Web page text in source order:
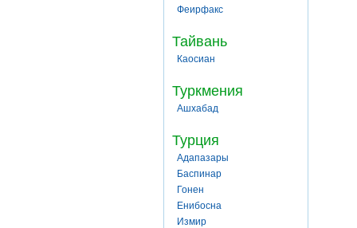
Феирфакс
Тайвань
Каосиан
Туркмения
Ашхабад
Турция
Адапазары
Баспинар
Гонен
Енибосна
Измир